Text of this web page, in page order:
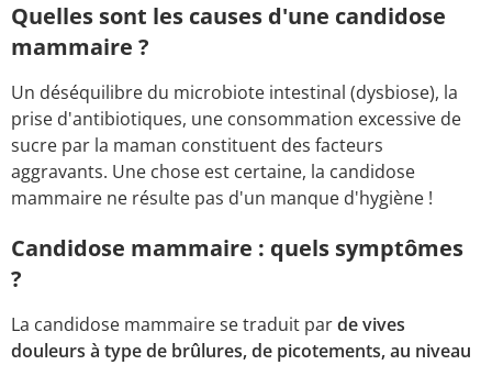
Quelles sont les causes d'une candidose
mammaire ?
Un déséquilibre du microbiote intestinal (dysbiose), la
prise d'antibiotiques, une consommation excessive de
sucre par la maman constituent des facteurs
aggravants. Une chose est certaine, la candidose
mammaire ne résulte pas d'un manque d'hygiène !
Candidose mammaire : quels symptômes
?
La candidose mammaire se traduit parde vives
douleurs à type de brûlures, de picotements, au niveau